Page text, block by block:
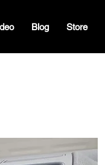
Blog Store